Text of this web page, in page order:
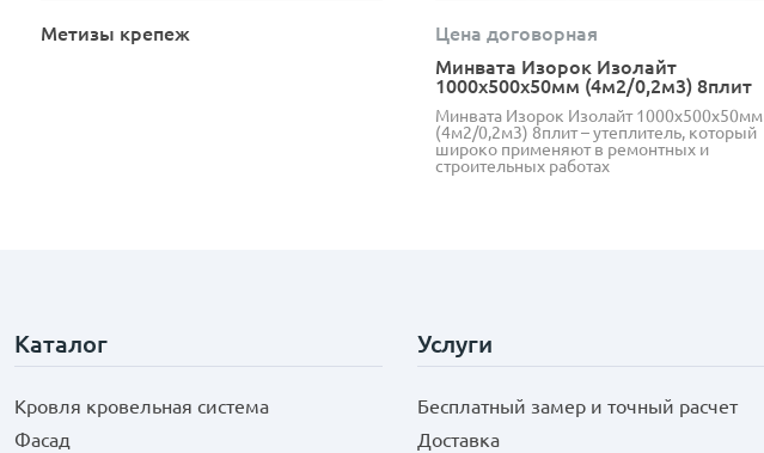
Метизы крепеж
Цена договорная
Минвата Изорок Изолайт
1000х500х50мм (4м2/0,2м3) 8плит
Минвата Изорок Изолайт 1000х500х50мм
(4м2/0,2м3) 8плит – утеплитель, который
широко применяют в ремонтных и
строительных работах
Каталог
Кровля кровельная система
Фасад
Услуги
Бесплатный замер и точный расчет
Доставка